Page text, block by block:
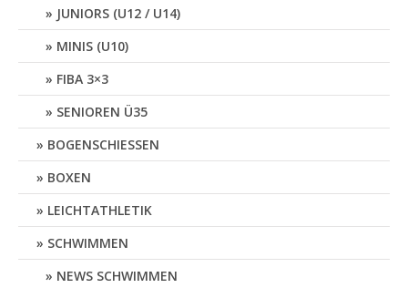
JUNIORS (U12 / U14)
MINIS (U10)
FIBA 3×3
SENIOREN Ü35
BOGENSCHIESSEN
BOXEN
LEICHTATHLETIK
SCHWIMMEN
NEWS SCHWIMMEN